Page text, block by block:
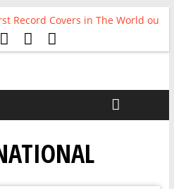
Record Covers in The World ou
rire du pire
: C’est dans les vieux pots
First Time, Again : Tyler Ballgame